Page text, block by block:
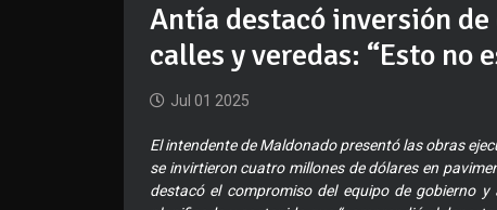
Antía destacó inversión
calles y veredas: “Esto no
Jul 01 2025
El intendente de Maldonado presentó las obras
se invirtieron cuatro millones de dólares en
destacó el compromiso del equipo de gobierno